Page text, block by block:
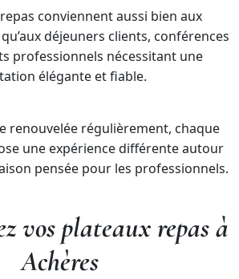
conviennent aussi bien aux
déjeuners clients, conférences
professionnels nécessitant une
élégante et fiable.
renouvelée régulièrement, chaque
une expérience différente autour
pensée pour les professionnels.
vos plateaux repas à
Achères